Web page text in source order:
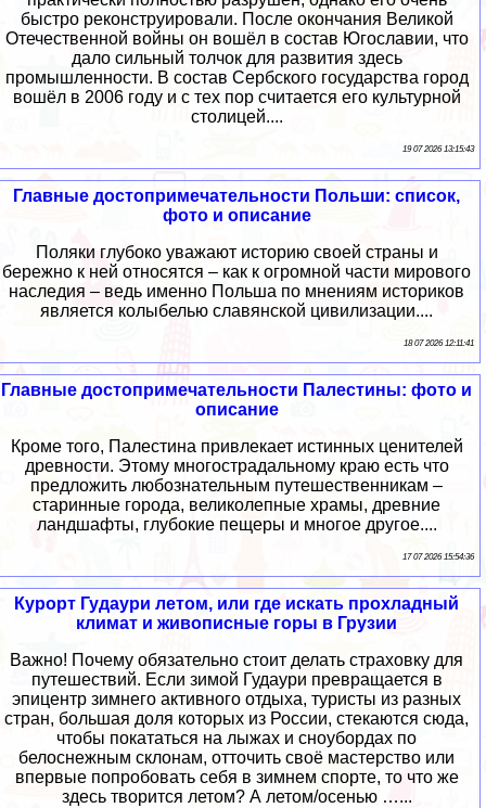
быстро реконструировали. После окончания Великой
Отечественной войны он вошёл в состав Югославии, что
дало сильный толчок для развития здесь
промышленности. В состав Сербского государства город
вошёл в 2006 году и с тех пор считается его культурной
столицей....
19 07 2026 13:15:43
Главные достопримечательности Польши: список,
фото и описание
Поляки глубоко уважают историю своей страны и
бережно к ней относятся – как к огромной части мирового
наследия – ведь именно Польша по мнениям историков
является колыбелью славянской цивилизации....
18 07 2026 12:11:41
Главные достопримечательности Палестины: фото и
описание
Кроме того, Палестина привлекает истинных ценителей
древности. Этому многострадальному краю есть что
предложить любознательным путешественникам –
старинные города, великолепные храмы, древние
ландшафты, глубокие пещеры и многое другое....
17 07 2026 15:54:36
Курорт Гудаури летом, или где искать прохладный
климат и живописные горы в Грузии
Важно! Почему обязательно стоит делать страховку для
путешествий. Если зимой Гудаури превращается в
эпицентр зимнего активного отдыха, туристы из разных
стран, большая доля которых из России, стекаются сюда,
чтобы покататься на лыжах и сноубордах по
белоснежным склонам, отточить своё мастерство или
впервые попробовать себя в зимнем спорте, то что же
здесь творится летом? А летом/осенью …...